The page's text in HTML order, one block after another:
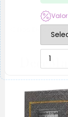
Cílios